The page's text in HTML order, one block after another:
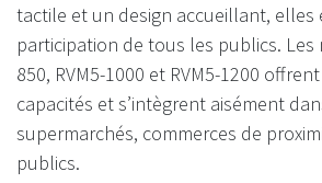
tactile et un design accueillant, elles
participation de tous les publics. Les
850, RVM5-1000 et RVM5-1200
capacités et s’intègrent aisément
supermarchés, commerces de
publics.